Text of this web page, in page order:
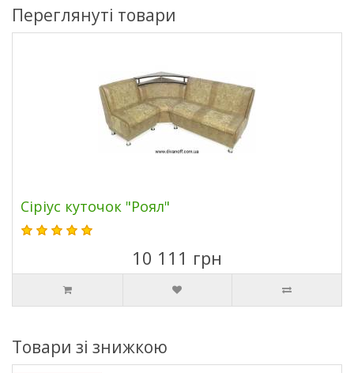
Переглянуті товари
Сіріус куточок "Роял"
10 111 грн
Товари зі знижкою